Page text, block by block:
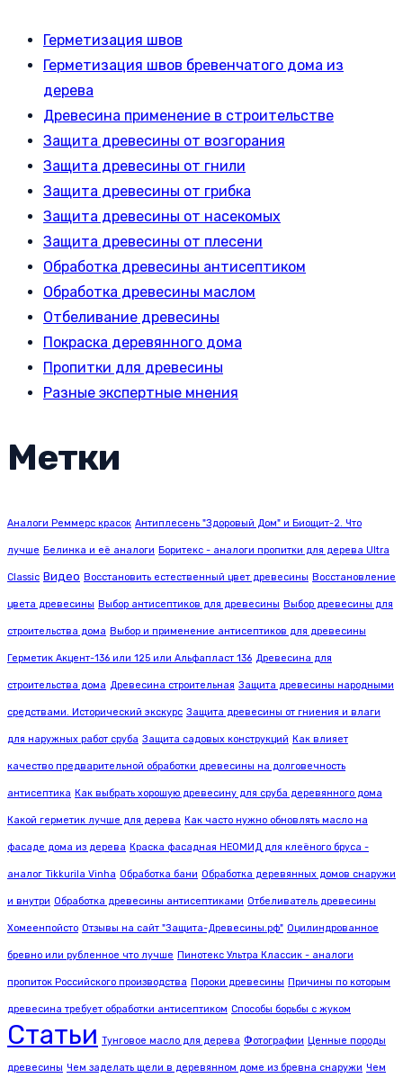
Герметизация швов
Герметизация швов бревенчатого дома из
дерева
Древесина применение в строительстве
Защита древесины от возгорания
Защита древесины от гнили
Защита древесины от грибка
Защита древесины от насекомых
Защита древесины от плесени
Обработка древесины антисептиком
Обработка древесины маслом
Отбеливание древесины
Покраска деревянного дома
Пропитки для древесины
Разные экспертные мнения
Метки
Аналоги Реммерс красок Антиплесень "Здоровый Дом" и Биощит-2. Что
лучше Белинка и её аналоги Боритекс - аналоги пропитки для дерева Ultra
Classic Видео Восстановить естественный цвет древесины Восстановление
цвета древесины Выбор антисептиков для древесины Выбор древесины для
строительства дома Выбор и применение антисептиков для древесины
Герметик Акцент-136 или 125 или Альфапласт 136 Древесина для
строительства дома Древесина строительная Защита древесины народными
средствами. Исторический экскурс Защита древесины от гниения и влаги
для наружных работ сруба Защита садовых конструкций Как влияет
качество предварительной обработки древесины на долговечность
антисептика Как выбрать хорошую древесину для сруба деревянного дома
Какой герметик лучше для дерева Как часто нужно обновлять масло на
фасаде дома из дерева Краска фасадная НЕОМИД для клеёного бруса -
аналог Tikkurila Vinha Обработка бани Обработка деревянных домов снаружи
и внутри Обработка древесины антисептиками Отбеливатель древесины
Хомеенпойсто Отзывы на сайт "Защита-Древесины.рф" Оцилиндрованное
бревно или рубленное что лучше Пинотекс Ультра Классик - аналоги
пропиток Российского производства Пороки древесины Причины по которым
древесина требует обработки антисептиком Способы борьбы с жуком
Статьи Тунговое масло для дерева Фотографии Ценные породы
древесины Чем заделать щели в деревянном доме из бревна снаружи Чем